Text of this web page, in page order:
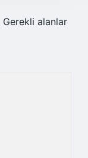
Gerekli alanlar